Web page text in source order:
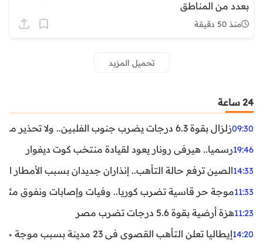
بعدد من المناطق
منذ 50 دقيقة
تحميل المزيد
24 ساعة
09:30زلزال بقوة 6.3 درجات يضرب جنوب الفلبين.. ولا تحذير من تسونامي حتى الآن
19:46رسميا.. هيرفي رونار يعود لقيادة منتخب كوت ديفوار
14:33الصين ترفع حالة التأهب.. إنذاران جديدان بسبب الأمطار
11:33موجة حر قاسية تضرب كوريا.. وفيات وإصابات ونفوق مئات
11:23هزة أرضية بقوة 5.6 درجات تضرب مصر
14:20إيطاليا تعلن التأهب القصوى في 23 مدينة بسبب موجة حر شديدة